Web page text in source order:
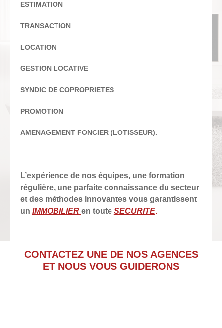
ESTIMATION
TRANSACTION
LOCATION
GESTION LOCATIVE
SYNDIC DE COPROPRIETES
PROMOTION
AMENAGEMENT FONCIER (LOTISSEUR).
L’expérience de nos équipes, une formation
régulière, une parfaite connaissance du secteur
et des méthodes innovantes vous garantissent
un IMMOBILIER en toute SECURITE.
CONTACTEZ UNE DE NOS AGENCES
ET NOUS VOUS GUIDERONS